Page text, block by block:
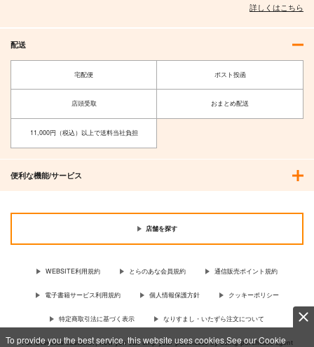
To provide you the best service, this website uses cookies.See our Cookie
詳しくはこちら
配送
宅配便 ポスト投函
店頭受取 おまとめ配送
11,000円（税込）以上で送料当社負担
便利な機能/サービス
店舗を探す
WEBSITE利用規約 とらのあな会員規約 通信販売ポイント規約
電子書籍サービス利用規約 個人情報保護方針 クッキーポリシー
特定商取引法に基づく表示 なりすまし・いたずら注文について
For Overseas customer, now you can ship your purchases by using purchases agent